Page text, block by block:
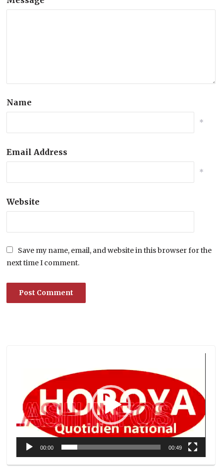
Name
*
Email Address
*
Website
Save my name, email, and website in this browser for the
next time I comment.
00:00 00:49